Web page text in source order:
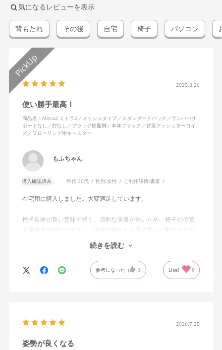
気になるレビューを表示
背もたれ その後 自宅 椅子 パソコン
2025.8.26
使い勝手最高！
商品名：Mitra2 ミトラ2／メッシュタイプ／スタンダードバック／ランバーサ
ポートなし／肘なし／ブラック樹脂脚／本体ブラック／背座アッシュターコイ
ズ／フローリング用キャスター
もふちゃん
購入確認済み 年代:30代 性別:女性 ご利用場所:書斎
在宅用に購入しました。大変満足しています。
椅子自体が良い意味で軽く、過剰な重量が無いため、椅子の位置
を調整する時だけでなく、掃除の時にも片手で難なく動かせるの
で、ストレスを感じません。
背中はメッシュ素材でハリがあり、沈み込みすぎないところが気
に入っています。色も画像通りのアッシュブルーで、部屋の差し
色になっています。
キャスターはフローリング用を選びました。とにかく動きが滑ら
思います。良い商品に巡り会えてとても嬉しいです。
続きを読む
参考になった 3 Like! 0
2026.7.25
姿勢が良くなる